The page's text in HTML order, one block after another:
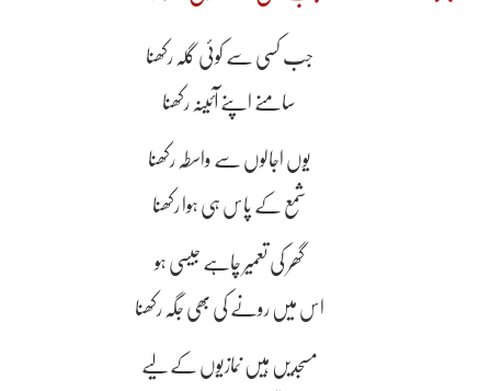
جب کسی سے کوئی گلہ رکھنا
سامنے اپنے آئینہ رکھنا
یوں اجالوں سے واسطہ رکھنا
شمع کے پاس ہی ہوا رکھنا
گھر کی تعمیر چاہے جیسی ہو
اس میں رونے کی بھی جگہ رکھنا
مسجدیں ہیں نمازیوں کے لیے